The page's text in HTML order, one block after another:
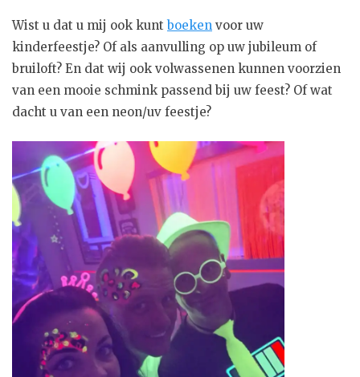
Wist u dat u mij ook kunt boeken voor uw
kinderfeestje? Of als aanvulling op uw jubileum of
bruiloft? En dat wij ook volwassenen kunnen voorzien
van een mooie schmink passend bij uw feest? Of wat
dacht u van een neon/uv feestje?